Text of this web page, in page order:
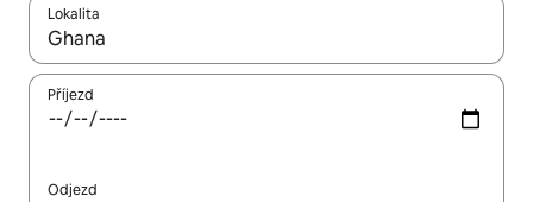
Lokalita
Až budou výsledky k dispozici, můžeš si je procházet pomocí
Příjezd
Odjezd